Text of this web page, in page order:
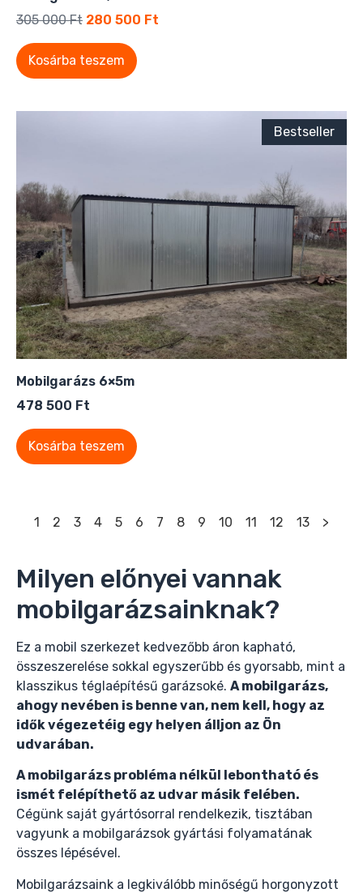
305 000Ft 280 500 Ft
Kosárba teszem
Bestseller
Mobilgarázs 6×5m
478 500 Ft
Kosárba teszem
1 2 3 4 5 6 7 8 9 10 11 12 13 >
Milyen előnyei vannak
mobilgarázsainknak?
Ez a mobil szerkezet kedvezőbb áron kapható,
összeszerelése sokkal egyszerűbb és gyorsabb, mint a
klasszikus téglaépítésű garázsoké. A mobilgarázs,
ahogy nevében is benne van, nem kell, hogy az
idők végezetéig egy helyen álljon az Ön
udvarában.
A mobilgarázs probléma nélkül lebontható és
ismét felépíthető az udvar másik felében.
Cégünk saját gyártósorral rendelkezik, tisztában
vagyunk a mobilgarázsok gyártási folyamatának
összes lépésével.
Mobilgarázsaink a legkiválóbb minőségű horgonyzott